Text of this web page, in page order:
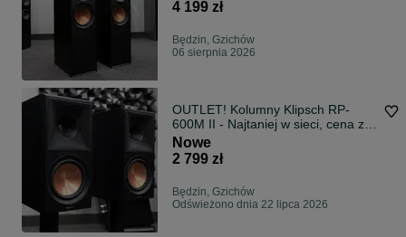
4 199 zł
Będzin, Gzichów
06 sierpnia 2026
OUTLET! Kolumny Klipsch RP-
600M II - Najtaniej w sieci, cena za
parę!
Nowe
2 799 zł
Będzin, Gzichów
Odświeżono dnia 22 lipca 2026